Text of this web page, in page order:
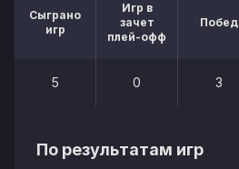
Сыграно
игр
Игр в
зачет
плей-офф
Побед
5 0 3
По результатам игр